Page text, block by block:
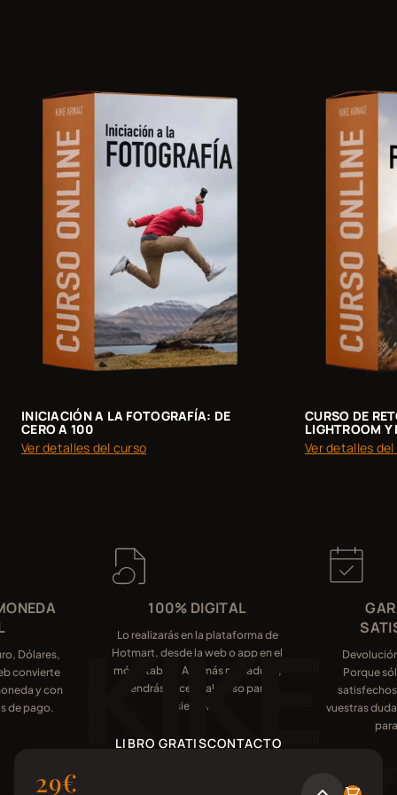
mail con el acceso y podrá generar su propia contraseña.
Me parece una buena idea de regalo, gracias por pensar en
mis cursos!
para demostrar que has completado el curso.
INICIACIÓN A LA FOTOGRAFÍA: DE
CERO A 100
Ver detalles del curso
CURSO DE
LIGHTROOM
Ver detalles
Dólares,
convierte
y con
de pago.
100% DIGITAL
Lo realizarás en la plataforma de
Hotmart, desde la web o app en el
móvil/tablet. Además no caduca,
tendrás acceso al curso para
siempre.
Porque
vuestras
29€
LIBRO GRATISCONTACTO